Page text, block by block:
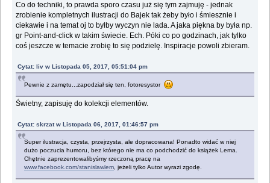
Co do techniki, to prawda sporo czasu już się tym zajmuję - jednak
zrobienie kompletnych ilustracji do Bajek tak żeby było i śmiesznie i
ciekawie i na temat oj to byłby wyczyn nie lada. A jaka piękna by była np.
gr Point-and-click w takim świecie. Ech. Póki co po godzinach, jak tylko
coś jeszcze w temacie zrobię to się podzielę. Inspiracje powoli zbieram.
Cytat: liv w Listopada 05, 2017, 05:51:04 pm
Pewnie z zamętu...zapodział się ten, fotoresystor
Świetny, zapisuję do kolekcji elementów.
Cytat: skrzat w Listopada 06, 2017, 01:46:57 pm
Super ilustracja, czysta, przejrzysta, ale dopracowana! Ponadto widać w niej
dużo poczucia humoru, bez którego nie ma co podchodzić do książek Lema.
Chętnie zaprezentowalibyśmy rzeczoną pracę na
www.facebook.com/stanislawlem, jeżeli tylko Autor wyrazi zgodę.